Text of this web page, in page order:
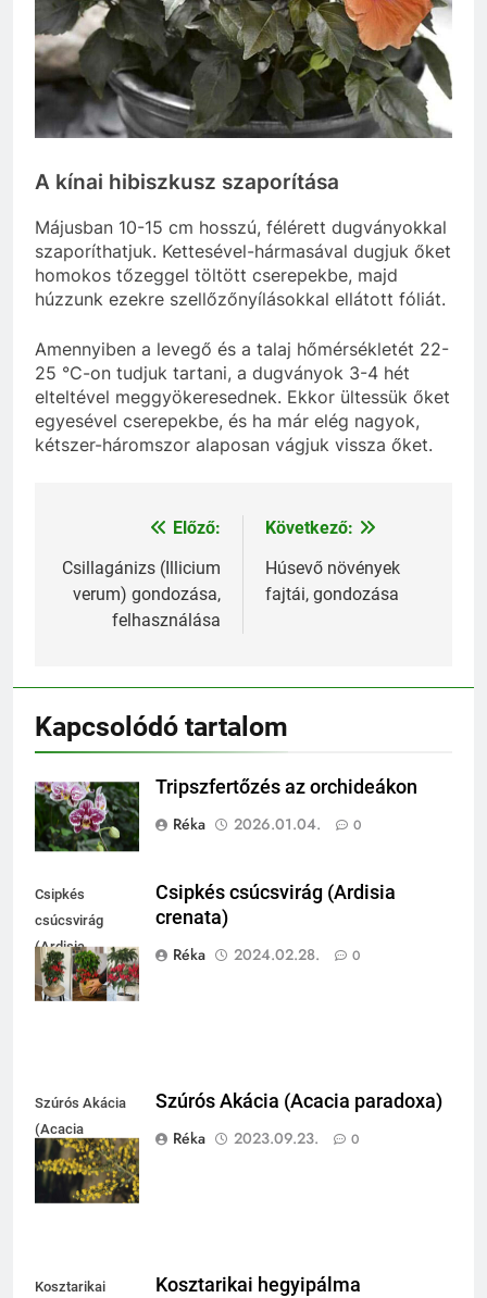
A kínai hibiszkusz szaporítása
Májusban 10-15 cm hosszú, félérett dugványokkal
szaporíthatjuk. Kettesével-hármasával dugjuk őket
homokos tőzeggel töltött cserepekbe, majd
húzzunk ezekre szellőzőnyílásokkal ellátott fóliát.
Amennyiben a levegő és a talaj hőmérsékletét 22-
25 °C-on tudjuk tartani, a dugványok 3-4 hét
elteltével meggyökeresednek. Ekkor ültessük őket
egyesével cserepekbe, és ha már elég nagyok,
kétszer-háromszor alaposan vágjuk vissza őket.
Bejegyzés
navigáció
Előző:
Csillagánizs (Illicium
verum) gondozása,
felhasználása
Következő:
Húsevő növények
fajtái, gondozása
Kapcsolódó tartalom
Tripszfertőzés az orchideákon
Réka
2026.01.04. 0
Csipkés
csúcsvirág
(Ardisia
crenata)
Csipkés csúcsvirág (Ardisia
crenata)
Réka
2024.02.28. 0
Szúrós Akácia
(Acacia
paradoxa)
Szúrós Akácia (Acacia paradoxa)
Réka
2023.09.23. 0
Kosztarikai
Kosztarikai hegyipálma